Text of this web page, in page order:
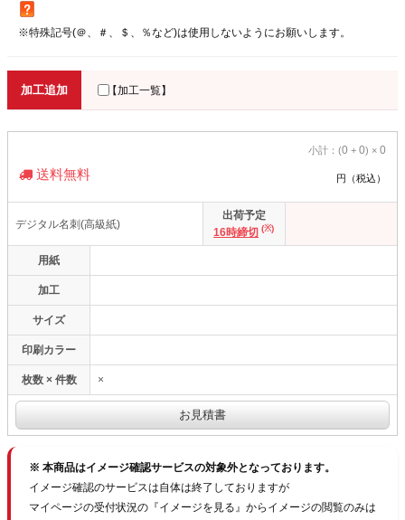
※特殊記号(＠、＃、＄、％など)は使用しないようにお願いします。
加工追加 【加工一覧】
デジタル名刺(高級紙)
用紙
加工
サイズ
印刷カラー
枚数 × 件数
出荷予定
16時締切 (※)
×
小計：(0 + 0) × 0
送料無料 円（税込）
※ 本商品はイメージ確認サービスの対象外となっております。
イメージ確認のサービスは自体は終了しておりますが
マイページの受付状況の『イメージを見る』からイメージの閲覧のみは